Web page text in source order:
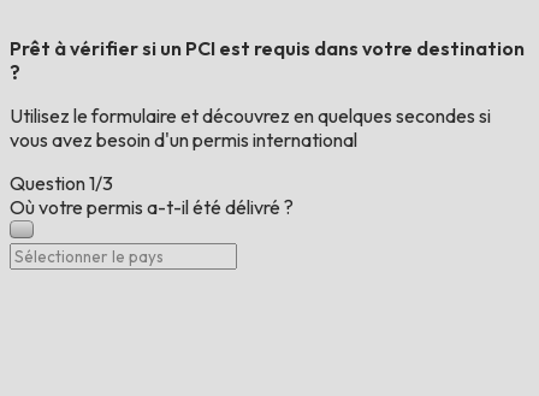
Prêt à vérifier si un PCI est requis dans votre destination
?
Utilisez le formulaire et découvrez en quelques secondes si
vous avez besoin d'un permis international
Question1/3
Où votre permis a-t-il été délivré ?